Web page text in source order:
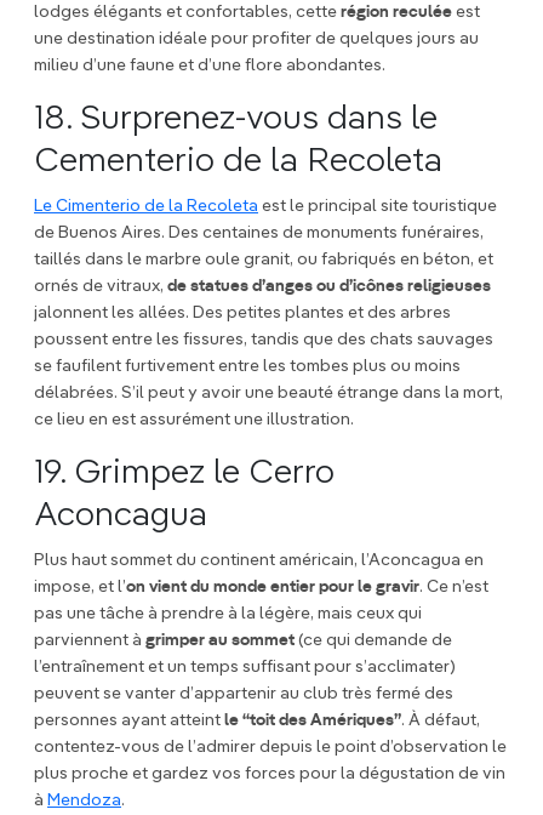
lodges élégants et confortables, cette région reculée est
une destination idéale pour profiter de quelques jours au
milieu d’une faune et d’une flore abondantes.
18. Surprenez-vous dans le
Cementerio de la Recoleta
Le Cimenterio de la Recoleta est le principal site touristique
de Buenos Aires. Des centaines de monuments funéraires,
taillés dans le marbre oule granit, ou fabriqués en béton, et
ornés de vitraux, de statues d’anges ou d’icônes religieuses
jalonnent les allées. Des petites plantes et des arbres
poussent entre les fissures, tandis que des chats sauvages
se faufilent furtivement entre les tombes plus ou moins
délabrées. S’il peut y avoir une beauté étrange dans la mort,
ce lieu en est assurément une illustration.
19. Grimpez le Cerro
Aconcagua
Plus haut sommet du continent américain, l’Aconcagua en
impose, et l’on vient du monde entier pour le gravir. Ce n’est
pas une tâche à prendre à la légère, mais ceux qui
parviennent à grimper au sommet (ce qui demande de
l’entraînement et un temps suffisant pour s’acclimater)
peuvent se vanter d’appartenir au club très fermé des
personnes ayant atteint le “toit des Amériques”. À défaut,
contentez-vous de l’admirer depuis le point d’observation le
plus proche et gardez vos forces pour la dégustation de vin
à Mendoza.